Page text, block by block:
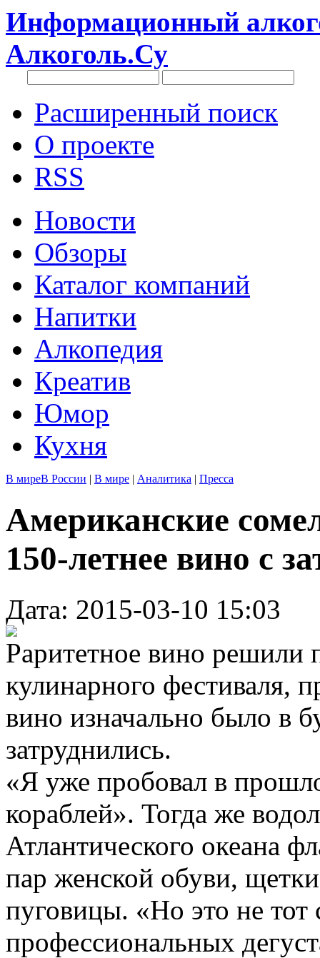
Информационный
Алкоголь.Су
Расширенный поиск
О проекте
RSS
Новости
Обзоры
Каталог компаний
Напитки
Алкопедия
Креатив
Юмор
Кухня
В миреВ России | В мире | Аналитика | Пресса
Американские
150-летнее вино с
Дата: 2015-03-10 15:03
Раритетное вино решили
кулинарного фестиваля,
вино изначально было в
затруднились.
«Я уже пробовал в
кораблей». Тогда же
Атлантического океана
пар женской обуви,
пуговицы. «Но это не
профессиональных